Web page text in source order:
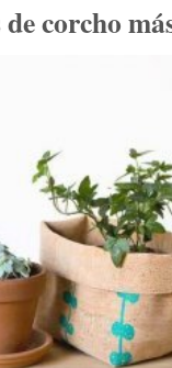
corcho